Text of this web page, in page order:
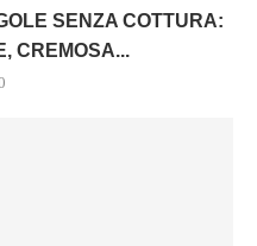
SENZA COTTURA:
CREMOSA...